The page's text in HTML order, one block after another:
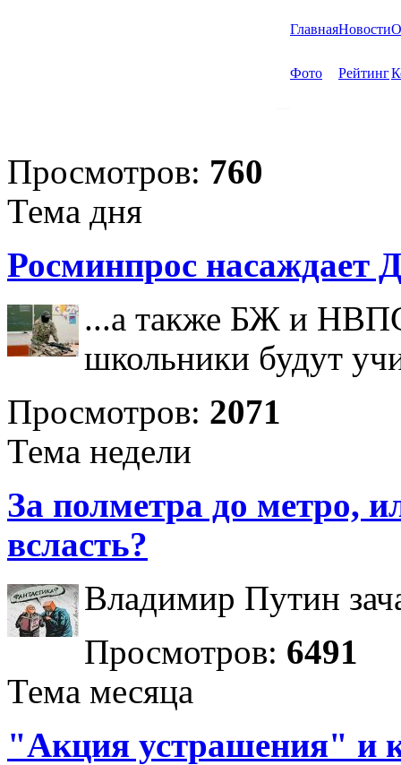
ГлавнаяНовости
Фото Рейтинг
Просмотров: 760
Тема дня
Росминпрос насаждает
...а также БЖ и НВПС
школьники будут
Просмотров: 2071
Тема недели
За полметра до метро,
всласть?
Владимир Путин
Просмотров: 6491
Тема месяца
"Акция устрашения" и